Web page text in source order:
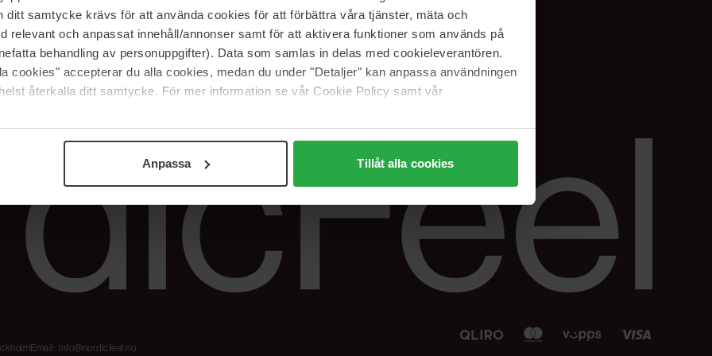
ditt samtycke krävs för att använda cookies för att förbättra våra tjänster, mäta och
relevant och anpassat innehåll/annonser samt för att aktivera funktioner som används på
behandling av personuppgifter). Data som samlas in delas med cookieleverantören.
cookies" accepterar du alla cookies, medan du under "Detaljer" kan anpassa användningen
återkalla ditt samtycke. För mer information se vår Cookie Policy samt vår
Anpassa Tillåt alla cookies
The Beauty Edit
Jobb hos oss
Samarbeidspartner
Spor bestillingen min
Retur og reklamasjon
Blush har blitt
Nordicfeel
Instagram
Linkedin
Email: info@nordicfeel.no